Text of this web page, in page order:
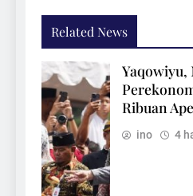
Related News
Yaqowiyu,
Ribuan
ino 4